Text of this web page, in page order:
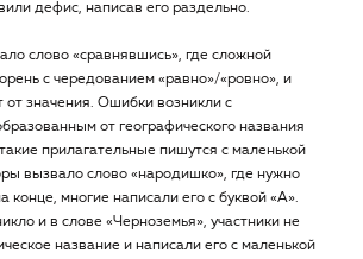
дефис, написав его раздельно.
слово «сравнявшись», где сложной
с чередованием «равно»/«ровно», и
от значения. Ошибки возникли с
от географического названия
прилагательные пишутся с маленькой
вызвало слово «народишко», где нужно
конце, многие написали его с буквой «А».
и в слове «Черноземья», участники не
название и написали его с маленькой